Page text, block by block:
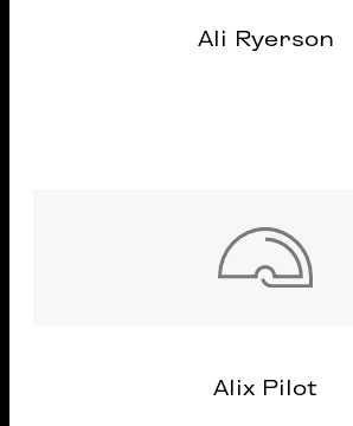
Ali Ryerson
Alix Pilot